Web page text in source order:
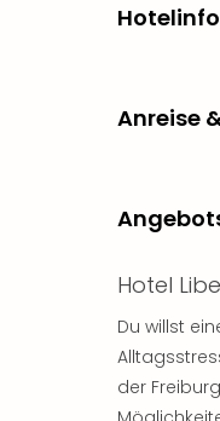
Anreise
Hotel
Du willst
der